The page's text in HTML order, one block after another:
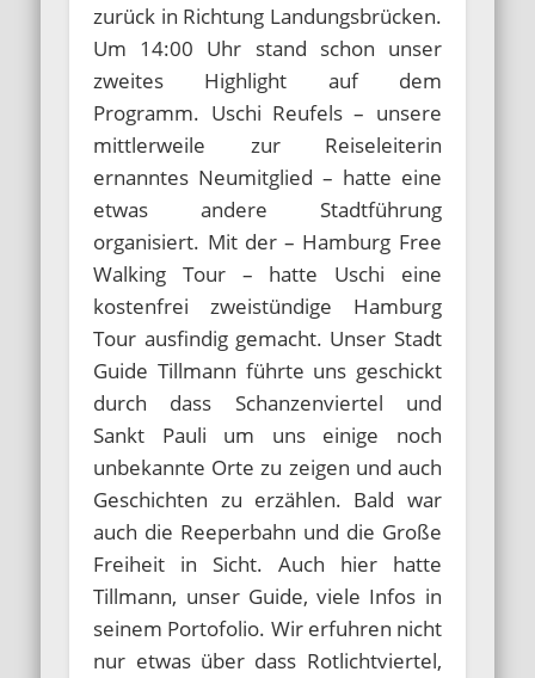
zurück in Richtung Landungsbrücken.
Um 14:00 Uhr stand schon unser
zweites Highlight auf dem
Programm. Uschi Reufels – unsere
mittlerweile zur Reiseleiterin
ernanntes Neumitglied – hatte eine
etwas andere Stadtführung
organisiert. Mit der – Hamburg Free
Walking Tour – hatte Uschi eine
kostenfrei zweistündige Hamburg
Tour ausfindig gemacht. Unser Stadt
Guide Tillmann führte uns geschickt
durch dass Schanzenviertel und
Sankt Pauli um uns einige noch
unbekannte Orte zu zeigen und auch
Geschichten zu erzählen. Bald war
auch die Reeperbahn und die Große
Freiheit in Sicht. Auch hier hatte
Tillmann, unser Guide, viele Infos in
seinem Portofolio. Wir erfuhren nicht
nur etwas über dass Rotlichtviertel,